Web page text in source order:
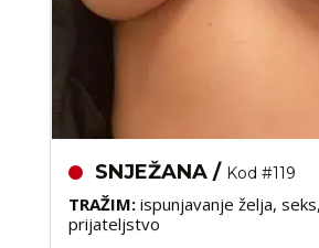
TRAŽIM:ispunjavanje želja, seks,
prijateljstvo